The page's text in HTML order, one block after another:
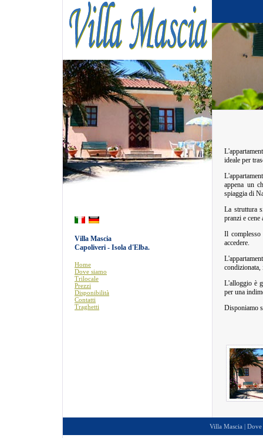
Villa Mascia
Capoliveri - Isola d'Elba.
Home
Dove siamo
Trilocale
Prezzi
Disponibilità
Contatti
Traghetti
ideale per
appena un
spiaggia di
La struttura
pranzi e
Il
accedere.
condizionata,
L'alloggio è
per una
Disponiamo
Villa Mascia | Dove